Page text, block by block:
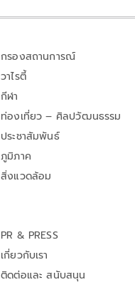
กรองสถานการณ์
วาไรตี้
กีฬา
ท่องเที่ยว – ศิลปวัฒนธรรม
ประชาสัมพันธ์
ภูมิภาค
สิ่งแวดล้อม
PR & PRESS
เกี่ยวกับเรา
ติดต่อและ สนับสนุน